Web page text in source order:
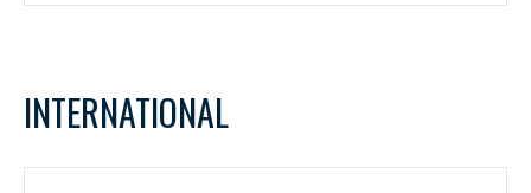
INTERNATIONAL